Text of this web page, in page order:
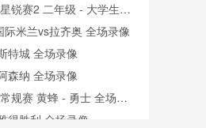
锐赛2 二年级 - 大学生联
米兰vs拉齐奥 全场录像
特城 全场录像
森纳 全场录像
规赛 黄蜂 - 勇士 全场录
得胜利 全场录像